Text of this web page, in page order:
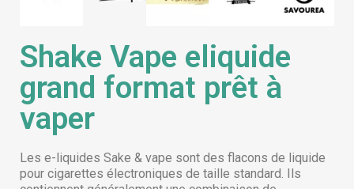
Shake Vape eliquide
grand format prêt à
vaper
Les e-liquides Sake & vape sont des flacons de liquide
pour cigarettes électroniques de taille standard. Ils